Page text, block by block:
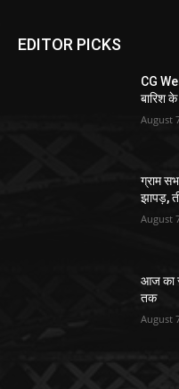
EDITOR PICKS
CG
बारिश के
August
ग्राम
झापड़,
August
आज का
तक
August